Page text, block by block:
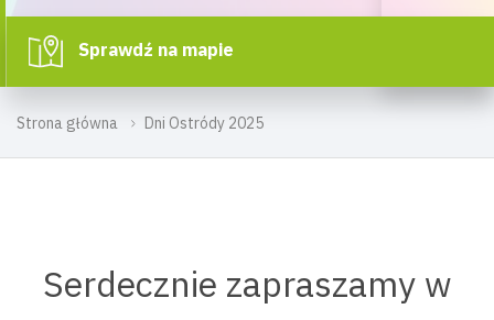
Strona główna Dni Ostródy 2025
Sprawdź na mapie
Serdecznie zapraszamy w